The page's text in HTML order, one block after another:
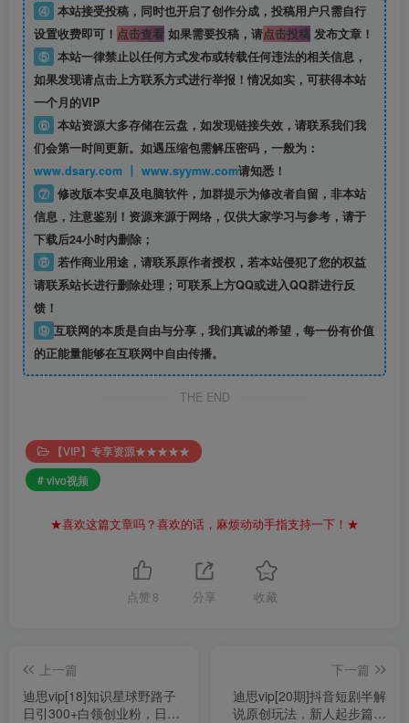
④ 本站接受投稿，同时也开启了创作分成，投稿用户只需自行
设置收费即可！ 点击查看如果需要投稿，请点击投稿发布文章！
⑤ 本站一律禁止以任何方式发布或转载任何违法的相关信息，
如果发现请点击上方联系方式进行举报！情况如实，可获得本站
一个月的VIP
⑥ 本站资源大多存储在云盘，如发现链接失效，请联系我们我
们会第一时间更新。如遇压缩包需解压密码，一般为：
www.dsary.com 丨 www.syymw.com请知悉！
⑦ 修改版本安卓及电脑软件，加群提示为修改者自留， 非本站
信息，注意鉴别！资源来源于网络，仅供大家学习与参考，请于
下载后24小时内删除；
⑧ 若作商业用途，请联系原作者授权，若本站侵犯了您的权益
请联系站长进行删除处理；可联系上方QQ或进入QQ群进行反
馈！
⑨ 互联网的本质是自由与分享，我们真诚的希望，每一份有价值
的正能量能够在互联网中自由传播。
THE END
【VIP】专享资源★★★★★
# vivo视频
★喜欢这篇文章吗？喜欢的话，麻烦动动手指支持一下！★
点赞 8 分享 收藏
上一篇
迪思vip[18]知识星球野路子
日引300+白领创业粉，日稳
下一篇
迪思vip[20期]抖音短剧半解
说原创玩法，新人起步篇，